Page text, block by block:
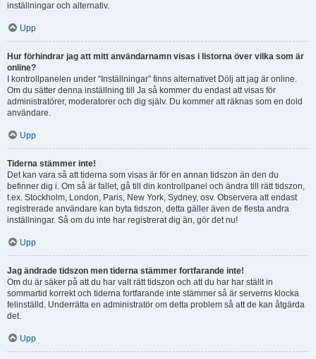
inställningar och alternativ.
Upp
Hur förhindrar jag att mitt användarnamn visas i listorna över vilka som är
online?
I kontrollpanelen under “Inställningar” finns alternativet Dölj att jag är online.
Om du sätter denna inställning till Ja så kommer du endast att visas för
administratörer, moderatorer och dig själv. Du kommer att räknas som en dold
användare.
Upp
Tiderna stämmer inte!
Det kan vara så att tiderna som visas är för en annan tidszon än den du
befinner dig i. Om så är fallet, gå till din kontrollpanel och ändra till rätt tidszon,
t.ex. Stockholm, London, Paris, New York, Sydney, osv. Observera att endast
registrerade användare kan byta tidszon, detta gäller även de flesta andra
inställningar. Så om du inte har registrerat dig än, gör det nu!
Upp
Jag ändrade tidszon men tiderna stämmer fortfarande inte!
Om du är säker på att du har valt rätt tidszon och att du har har ställt in
sommartid korrekt och tiderna fortfarande inte stämmer så är serverns klocka
felinställd. Underrätta en administratör om detta problem så att de kan åtgärda
det.
Upp